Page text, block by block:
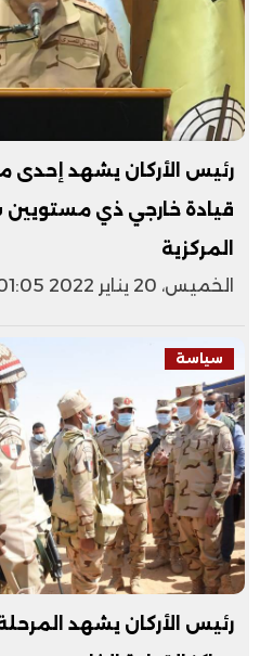
رئيس الأركان يشهد إحدى
المركزية
الخميس، 20 يناير 2022 01:05 م
سياسة
رئيس الأركان يشهد